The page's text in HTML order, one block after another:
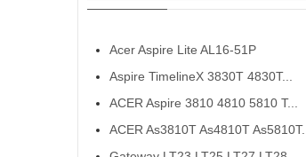
Acer Aspire Lite AL16-51P
Aspire TimelineX 3830T 4830T...
ACER Aspire 3810 4810 5810 T...
ACER As3810T As4810T As5810T...